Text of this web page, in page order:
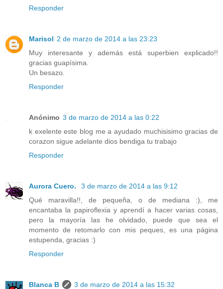
Responder
Marisol 2 de marzo de 2014 a las 23:23
Muy interesante y además está superbien explicado!!
gracias guapísima.
Un besazo.
Responder
Anónimo 3 de marzo de 2014 a las 0:22
k exelente este blog me a ayudado muchisisimo gracias de
corazon sigue adelante dios bendiga tu trabajo
Responder
Aurora Cuero.
3 de marzo de 2014 a las 9:12
Qué maravilla!!, de pequeña, o de mediana :), me
encantaba la papiroflexia y aprendí a hacer varias cosas,
pero la mayoría las he olvidado, puede que sea el
momento de retomarlo con mis peques, es una página
estupenda, gracias :)
Responder
Blanca B
3 de marzo de 2014 a las 15:32